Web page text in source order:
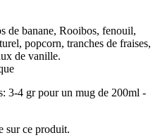
de banane, Rooibos, fenouil,
popcorn, tranches de fraises,
de vanille.
3-4 gr pour un mug de 200ml -
sur ce produit.